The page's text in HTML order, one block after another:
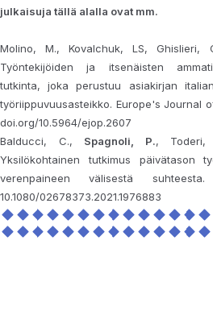
julkaisuja tällä alalla ovat mm.
Molino, M., Kovalchuk, LS, Ghislieri,
Työntekijöiden ja itsenäisten
tutkinta, joka perustuu asiakirjan
työriippuvuusasteikko. Europe's Journal
doi.org/10.5964/ejop.2607
Balducci, C., Spagnoli, P.,
Yksilökohtainen tutkimus päivätason
verenpaineen välisestä
10.1080/02678373.2021.1976883